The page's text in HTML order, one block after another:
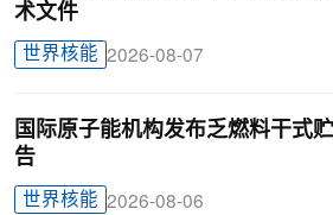
术文件
世界核能 2026-08-07
国际原子能机构发布乏燃料干式
告
世界核能 2026-08-06